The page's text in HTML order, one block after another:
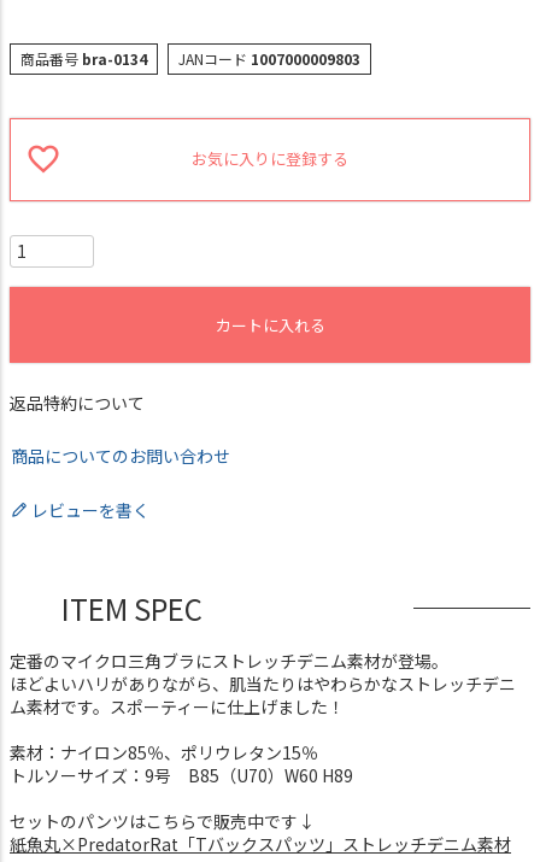
商品番号 bra-0134 JANコード 1007000009803
お気に入りに登録する
カートに入れる
返品特約について
商品についてのお問い合わせ
レビューを書く
ITEM SPEC
定番のマイクロ三角ブラにストレッチデニム素材が登場。
ほどよいハリがありながら、肌当たりはやわらかなストレッチデニ
ム素材です。スポーティーに仕上げました！
素材：ナイロン85％、ポリウレタン15％
トルソーサイズ：9号 B85（U70）W60 H89
セットのパンツはこちらで販売中です↓
紙魚丸×PredatorRat「Tバックスパッツ」ストレッチデニム素材